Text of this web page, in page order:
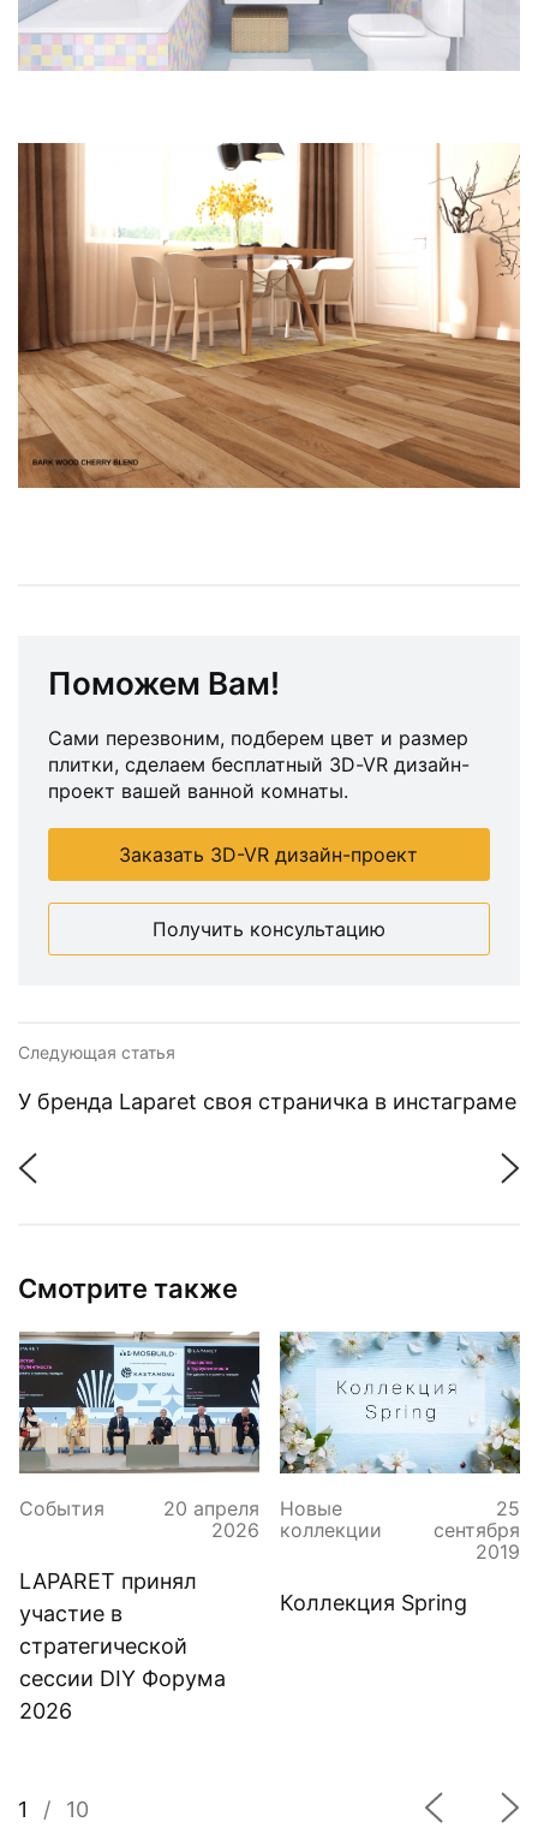
Поможем Вам!
Сами перезвоним, подберем цвет и размер
плитки, сделаем бесплатный 3D-VR дизайн-
проект вашей ванной комнаты.
Заказать 3D-VR дизайн-проект
Получить консультацию
Следующая статья
У бренда Laparet своя страничка в инстаграме
Смотрите также
События
20 апреля
2026
LAPARET принял
участие в
стратегической
сессии DIY Форума
2026
Новые
коллекции
25
сентября
2019
Коллекция Spring
1 / 10